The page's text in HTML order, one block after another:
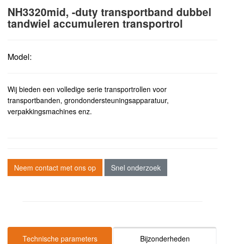
NH3320mid, -duty transportband dubbel
tandwiel accumuleren transportrol
Model:
Wij bieden een volledige serie transportrollen voor
transportbanden, grondondersteuningsapparatuur,
verpakkingsmachines enz.
Neem contact met ons op Snel onderzoek
Technische parameters Bijzonderheden